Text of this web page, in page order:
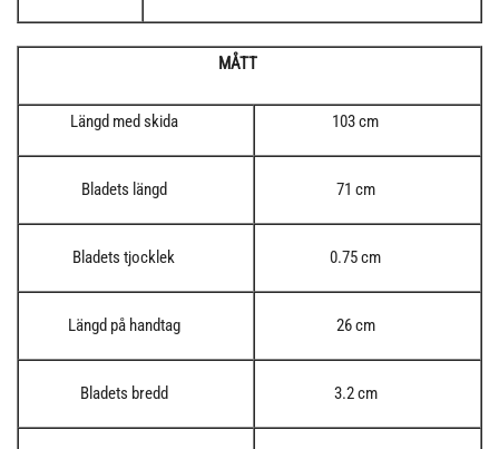
MÅTT
Längd med skida 103 cm
Bladets längd 71 cm
Bladets tjocklek 0.75 cm
Längd på handtag 26 cm
Bladets bredd 3.2 cm